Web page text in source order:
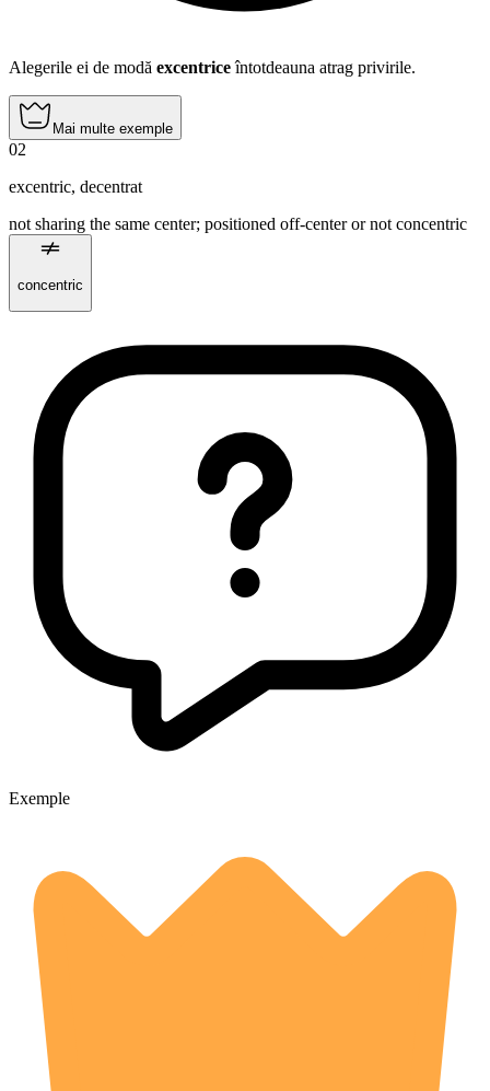
Alegerile ei de modă excentriceîntotdeauna atrag privirile.
Mai multe exemple
02
excentric, decentrat
not sharing the same center; positioned off‑center or not concentric
concentric
Exemple